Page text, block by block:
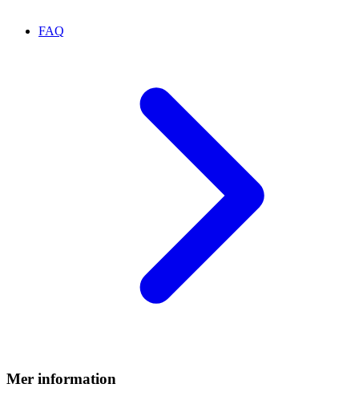
FAQ
Mer information